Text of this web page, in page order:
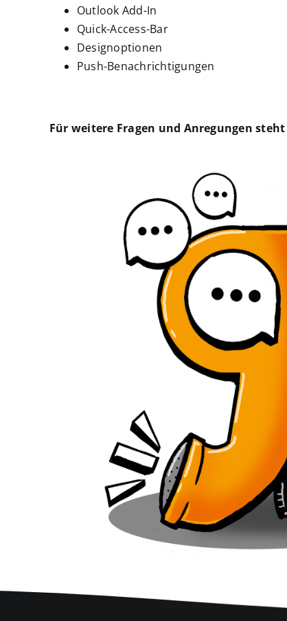
Outlook Add-In
Quick-Access-Bar
Designoptionen
Push-Benachrichtigungen
Für weitere Fragen und Anregungen